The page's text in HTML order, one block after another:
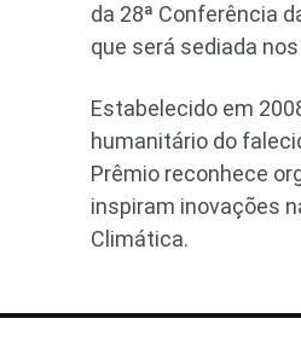
da 28ª Conferência
que será sediada
Estabelecido em
humanitário do
Prêmio reconhece
inspiram inovações
Climática.